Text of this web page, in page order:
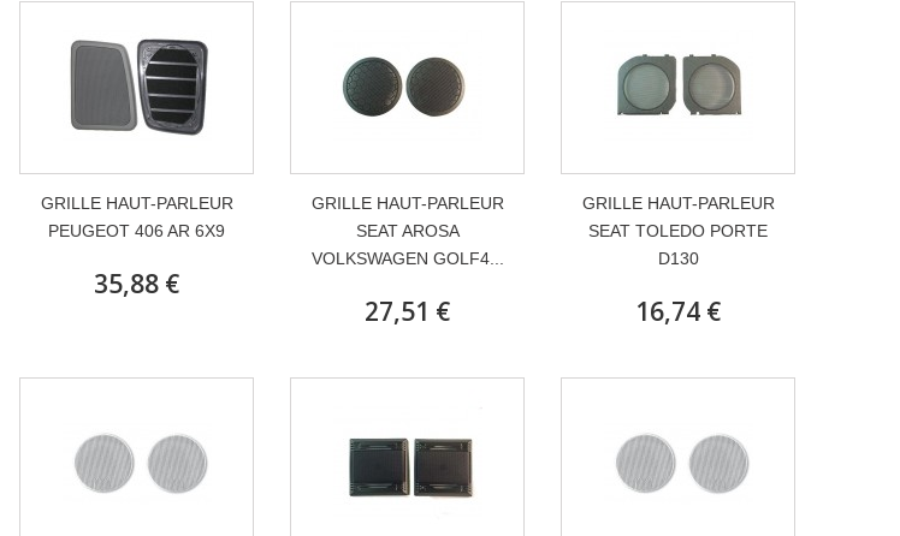
GRILLE HAUT-PARLEUR
PEUGEOT 406 AR 6X9
35,88 €
GRILLE HAUT-PARLEUR
SEAT AROSA
VOLKSWAGEN GOLF4...
27,51 €
GRILLE HAUT-PARLEUR
SEAT TOLEDO PORTE
D130
16,74 €